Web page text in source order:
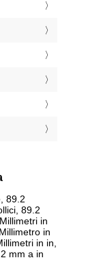
89.2
89.2
in
in
in in,
mm a in